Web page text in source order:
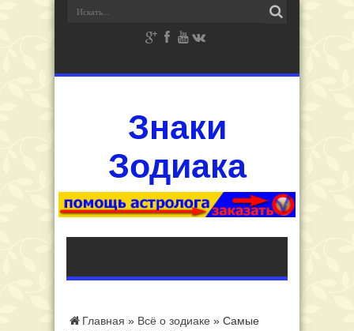
Знаки
Зодиака
Главная » Всё о зодиаке » Самые